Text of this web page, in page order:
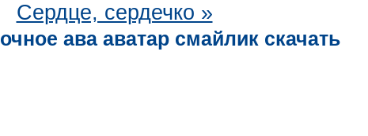
Сердце, сердечко »
ава аватар смайлик скачать